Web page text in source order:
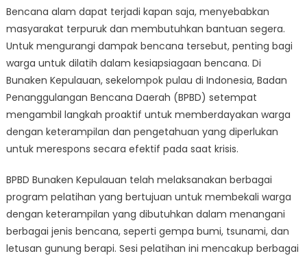
Cara
BPBD
Melatih
Warga
Bunaken
Kepulauan
dalam
Siaga
Bencana
Bencana alam dapat terjadi kapan saja, menyebabkan
masyarakat terpuruk dan membutuhkan bantuan segera.
Untuk mengurangi dampak bencana tersebut, penting bagi
warga untuk dilatih dalam kesiapsiagaan bencana. Di
Bunaken Kepulauan, sekelompok pulau di Indonesia, Badan
Penanggulangan Bencana Daerah (BPBD) setempat
mengambil langkah proaktif untuk memberdayakan warga
dengan keterampilan dan pengetahuan yang diperlukan
untuk merespons secara efektif pada saat krisis.
BPBD Bunaken Kepulauan telah melaksanakan berbagai
program pelatihan yang bertujuan untuk membekali warga
dengan keterampilan yang dibutuhkan dalam menangani
berbagai jenis bencana, seperti gempa bumi, tsunami, dan
letusan gunung berapi. Sesi pelatihan ini mencakup berbagai